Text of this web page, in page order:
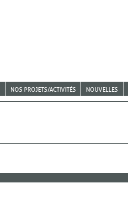
NOS PROJETS/ACTIVITÉS NOUVELLES